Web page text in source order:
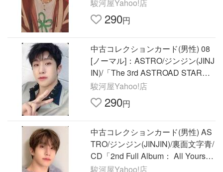
駿河屋Yahoo!店
290円
中古コレクションカード(男性) 08
[ノーマル]：ASTRO/ジンジン(JINJ
IN)/「The 3rd ASTROAD STARGA
ZER」トレーディングカード
駿河屋Yahoo!店
290円
中古コレクションカード(男性) AS
TRO/ジンジン(JINJIN)/裏面文字青/
CD「2nd Full Album： All Yours」
(ME Ver.)
駿河屋Yahoo!店